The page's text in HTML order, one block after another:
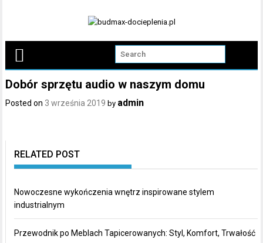
Dobór sprzętu audio w naszym domu
Posted on 3 września 2019 by admin
RELATED POST
Nowoczesne wykończenia wnętrz inspirowane stylem
industrialnym
Przewodnik po Meblach Tapicerowanych: Styl, Komfort, Trwałość